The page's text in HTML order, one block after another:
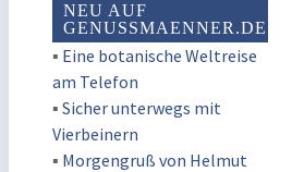
NEU AUF
GENUSSMAENNER.DE
▪ Eine botanische Weltreise
am Telefon
▪ Sicher unterwegs mit
Vierbeinern
▪ Morgengruß von Helmut